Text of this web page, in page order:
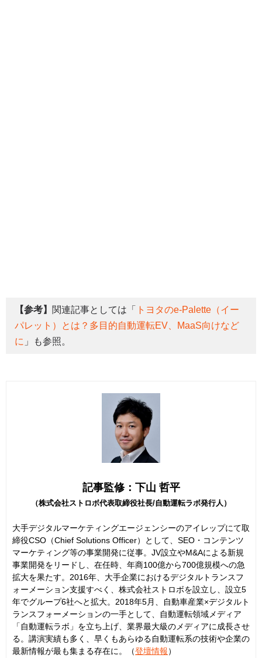
【参考】 関連記事としては「
トヨタのe-Palette（イー
パレット）とは？多目的自動運転EV、MaaS向けなど
に 」も参照。
記事監修：下山 哲平
（株式会社ストロボ代表取締役社長/自動運転ラボ発行人）
大手デジタルマーケティングエージェンシーのアイレップにて取
締役CSO（Chief Solutions Officer）として、SEO・コンテンツ
マーケティング等の事業開発に従事。JV設立やM&Aによる新規
事業開発をリードし、在任時、年商100億から700億規模への急
拡大を果たす。2016年、大手企業におけるデジタルトランスフ
ォーメーション支援すべく、株式会社ストロボを設立し、設立5
年でグループ6社へと拡大。2018年5月、自動車産業×デジタルト
ランスフォーメーションの一手として、自動運転領域メディア
「自動運転ラボ」を立ち上げ、業界最大級のメディアに成長させ
る。講演実績も多く、早くもあらゆる自動運転系の技術や企業の
最新情報が最も集まる存在に。（登壇情報）